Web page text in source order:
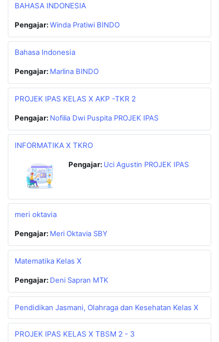
BAHASA INDONESIA
Pengajar:Winda Pratiwi BINDO
Bahasa Indonesia
Pengajar: Marlina BINDO
PROJEK IPAS KELAS X AKP -TKR 2
Pengajar: Nofilia Dwi Puspita PROJEK IPAS
INFORMATIKA X TKRO
Pengajar: Uci Agustin PROJEK IPAS
meri oktavia
Pengajar: Meri Oktavia SBY
Matematika Kelas X
Pengajar: Deni Sapran MTK
Pendidikan Jasmani, Olahraga dan Kesehatan Kelas X
PROJEK IPAS KELAS X TBSM 2 - 3